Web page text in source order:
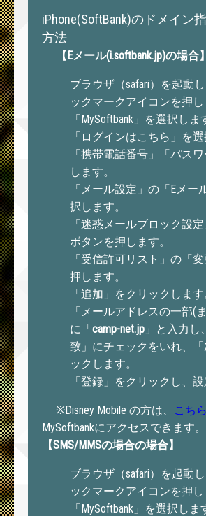
iPhone(SoftBank)のドメイン
方法
【Eメール(i.softbank.jp)の場合】
ブラウザ（safari）を起動
ックマークアイコンを押し
「MySoftbank」を選択しま
「ログインはこちら」を選
「携帯電話番号」「パス
します。
「メール設定」の「Eメー
択します。
「迷惑メールブロック設定
ボタンを押します。
「受信許可リスト」の「
押します。
「追加」をクリックします
「メールアドレスの一部(
に「camp-net.jp 」と入力し
致」にチェックをいれ、「
ックします。
「登録」をクリックし、設
※Disney Mobile の方は、 こちら
MySoftbankにアクセスできます。
【SMS/MMSの場合の場合】
ブラウザ（safari）を起動
ックマークアイコンを押し
「MySoftbank」を選択しま